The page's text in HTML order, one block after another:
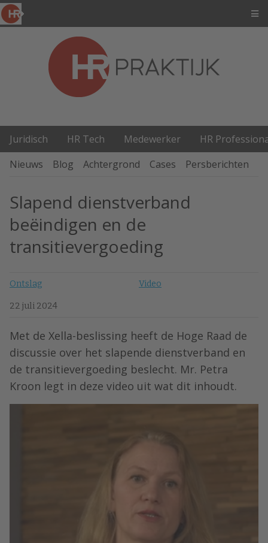
Juridisch HR Tech Medewerker
HR
Nieuws
Blog Achtergrond Cases Persberichten
Slapend dienstverband
beëindigen en de
transitievergoeding
Ontslag Video
22 juli 2024
Met de Xella-beslissing heeft de Hoge Raad de
discussie over het slapende dienstverband en
de transitievergoeding beslecht. Mr. Petra
Kroon legt in deze video uit wat dit inhoudt.